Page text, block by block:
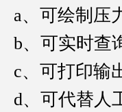
a、可绘制压
b、可实时查
c、可打印输
d、可代替人